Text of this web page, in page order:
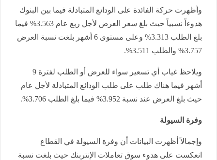
وأظهرت حركة الفائدة على الودائع المتبادلة فيما بين البنوك
هدوءاً نسبياً حيث بلغ سعر العرض لأجل ربع عام 3.563% فيما
بلغ الطلب 3.313% وعلى مستوى 6 أشهر بلغت نسبة العرض
3.757% والطلب 3.511%.
ويلاحظ غياب أي تسعير سواء للعرض أو الطلب لفترة 9
أشهر فيما هناك طلب على طلب الودائع المتبادلة لأجل عام
حيث بلغ العرض عند نسبة 3.952% فيما بلغ الطلب 3.706%.
وفرة السيولة
وإجمالاً أظهرت البيانات أن وفرة السيولة في القطاع
انعكست على هدوء سوق تعاملات الإنتربنك حيث بلغت نسبة